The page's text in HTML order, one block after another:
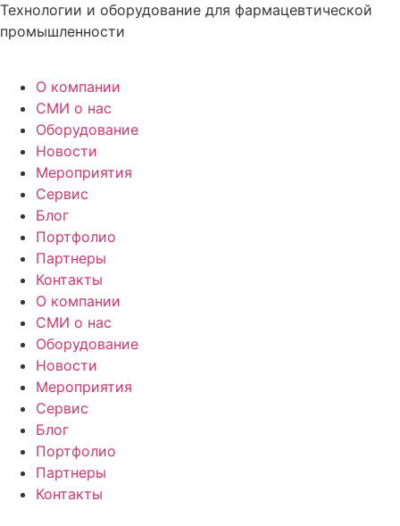
Технологии и оборудование для фармацевтической
промышленности
О компании
СМИ о нас
Оборудование
Новости
Мероприятия
Сервис
Блог
Портфолио
Партнеры
Контакты
О компании
СМИ о нас
Оборудование
Новости
Мероприятия
Сервис
Блог
Портфолио
Партнеры
Контакты